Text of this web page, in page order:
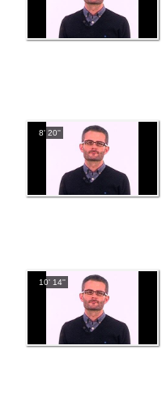
8' 20''
10' 14''